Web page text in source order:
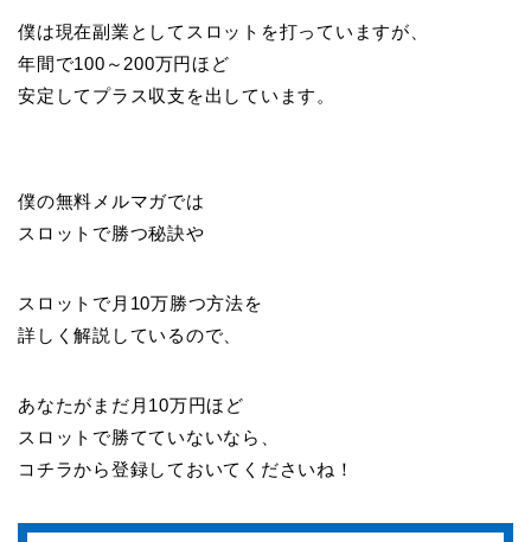
僕は現在副業としてスロットを打っていますが、
年間で100～200万円ほど
安定してプラス収支を出しています。
僕の無料メルマガでは
スロットで勝つ秘訣や
スロットで月10万勝つ方法を
詳しく解説しているので、
あなたがまだ月10万円ほど
スロットで勝てていないなら、
コチラから登録しておいてくださいね！